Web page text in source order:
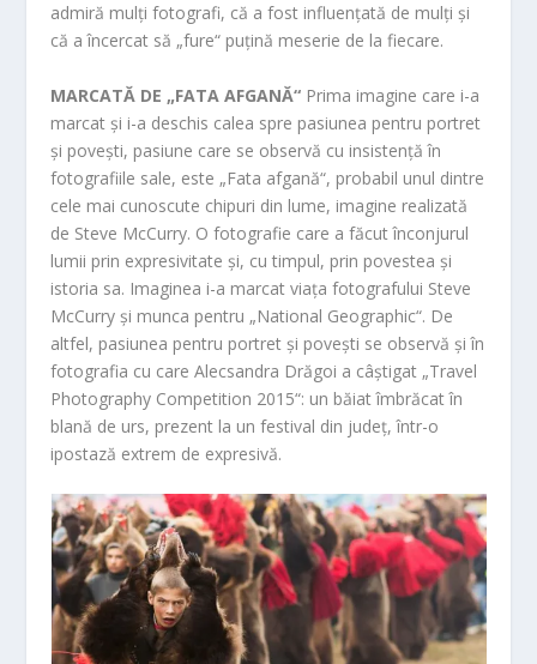
admiră mulți fotografi, că a fost influențată de mulți și
că a încercat să „fure“ puțină meserie de la fiecare.
MARCATĂ DE „FATA AFGANĂ“ Prima imagine care i-a
marcat și i-a deschis calea spre pasiunea pentru portret
și povești, pasiune care se observă cu insistență în
fotografiile sale, este „Fata afgană“, probabil unul dintre
cele mai cunoscute chipuri din lume, imagine realizată
de Steve McCurry. O fotografie care a făcut înconjurul
lumii prin expresivitate și, cu timpul, prin povestea și
istoria sa. Imaginea i-a marcat viața fotografului Steve
McCurry și munca pentru „National Geographic“. De
altfel, pasiunea pentru portret și povești se observă și în
fotografia cu care Alecsandra Drăgoi a câștigat „Travel
Photography Competition 2015“: un băiat îmbrăcat în
blană de urs, prezent la un festival din județ, într-o
ipostază extrem de expresivă.